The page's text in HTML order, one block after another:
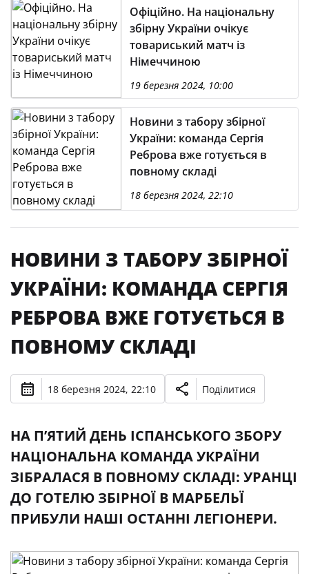
Офіційно. На національну
збірну України очікує
товариський матч із
Німеччиною
19 березня 2024, 10:00
Новини з табору збірної
України: команда Сергія
Реброва вже готується в
повному складі
18 березня 2024, 22:10
НОВИНИ З ТАБОРУ ЗБІРНОЇ
УКРАЇНИ: КОМАНДА СЕРГІЯ
РЕБРОВА ВЖЕ ГОТУЄТЬСЯ В
ПОВНОМУ СКЛАДІ
18 березня 2024, 22:10 Поділитися
НА П’ЯТИЙ ДЕНЬ ІСПАНСЬКОГО ЗБОРУ
НАЦІОНАЛЬНА КОМАНДА УКРАЇНИ
ЗІБРАЛАСЯ В ПОВНОМУ СКЛАДІ: УРАНЦІ
ДО ГОТЕЛЮ ЗБІРНОЇ В МАРБЕЛЬЇ
ПРИБУЛИ НАШІ ОСТАННІ ЛЕГІОНЕРИ.